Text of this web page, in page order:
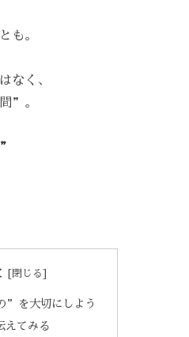
も。
なく、
”。
”を大切にしよう
えてみる